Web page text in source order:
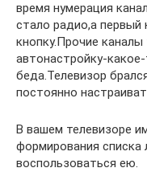
время нумерация
стало радио,а первый
кнопку.Прочие
автонастройку-
беда.Телевизор
постоянно
В вашем телевизоре
формирования списка
воспользоваться ею.